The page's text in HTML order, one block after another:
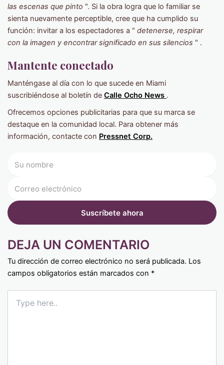
las escenas que pinto ". Si la obra logra que lo familiar se
sienta nuevamente perceptible, cree que ha cumplido su
función: invitar a los espectadores a " detenerse, respirar
con la imagen y encontrar significado en sus silencios " .
Mantente conectado
Manténgase al día con lo que sucede en Miami
suscribiéndose al boletín de Calle Ocho News .
Ofrecemos opciones publicitarias para que su marca se
destaque en la comunidad local. Para obtener más
información, contacte con Pressnet Corp.
DEJA UN COMENTARIO
Tu dirección de correo electrónico no será publicada. Los
campos obligatorios están marcados con *
here..